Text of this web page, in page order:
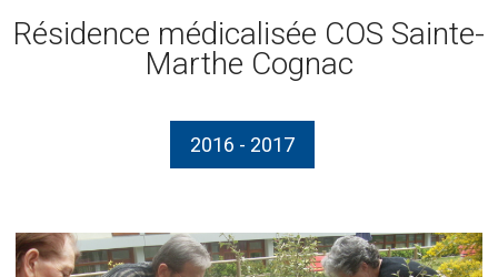
Résidence médicalisée COS Sainte-
Marthe Cognac
2016 - 2017